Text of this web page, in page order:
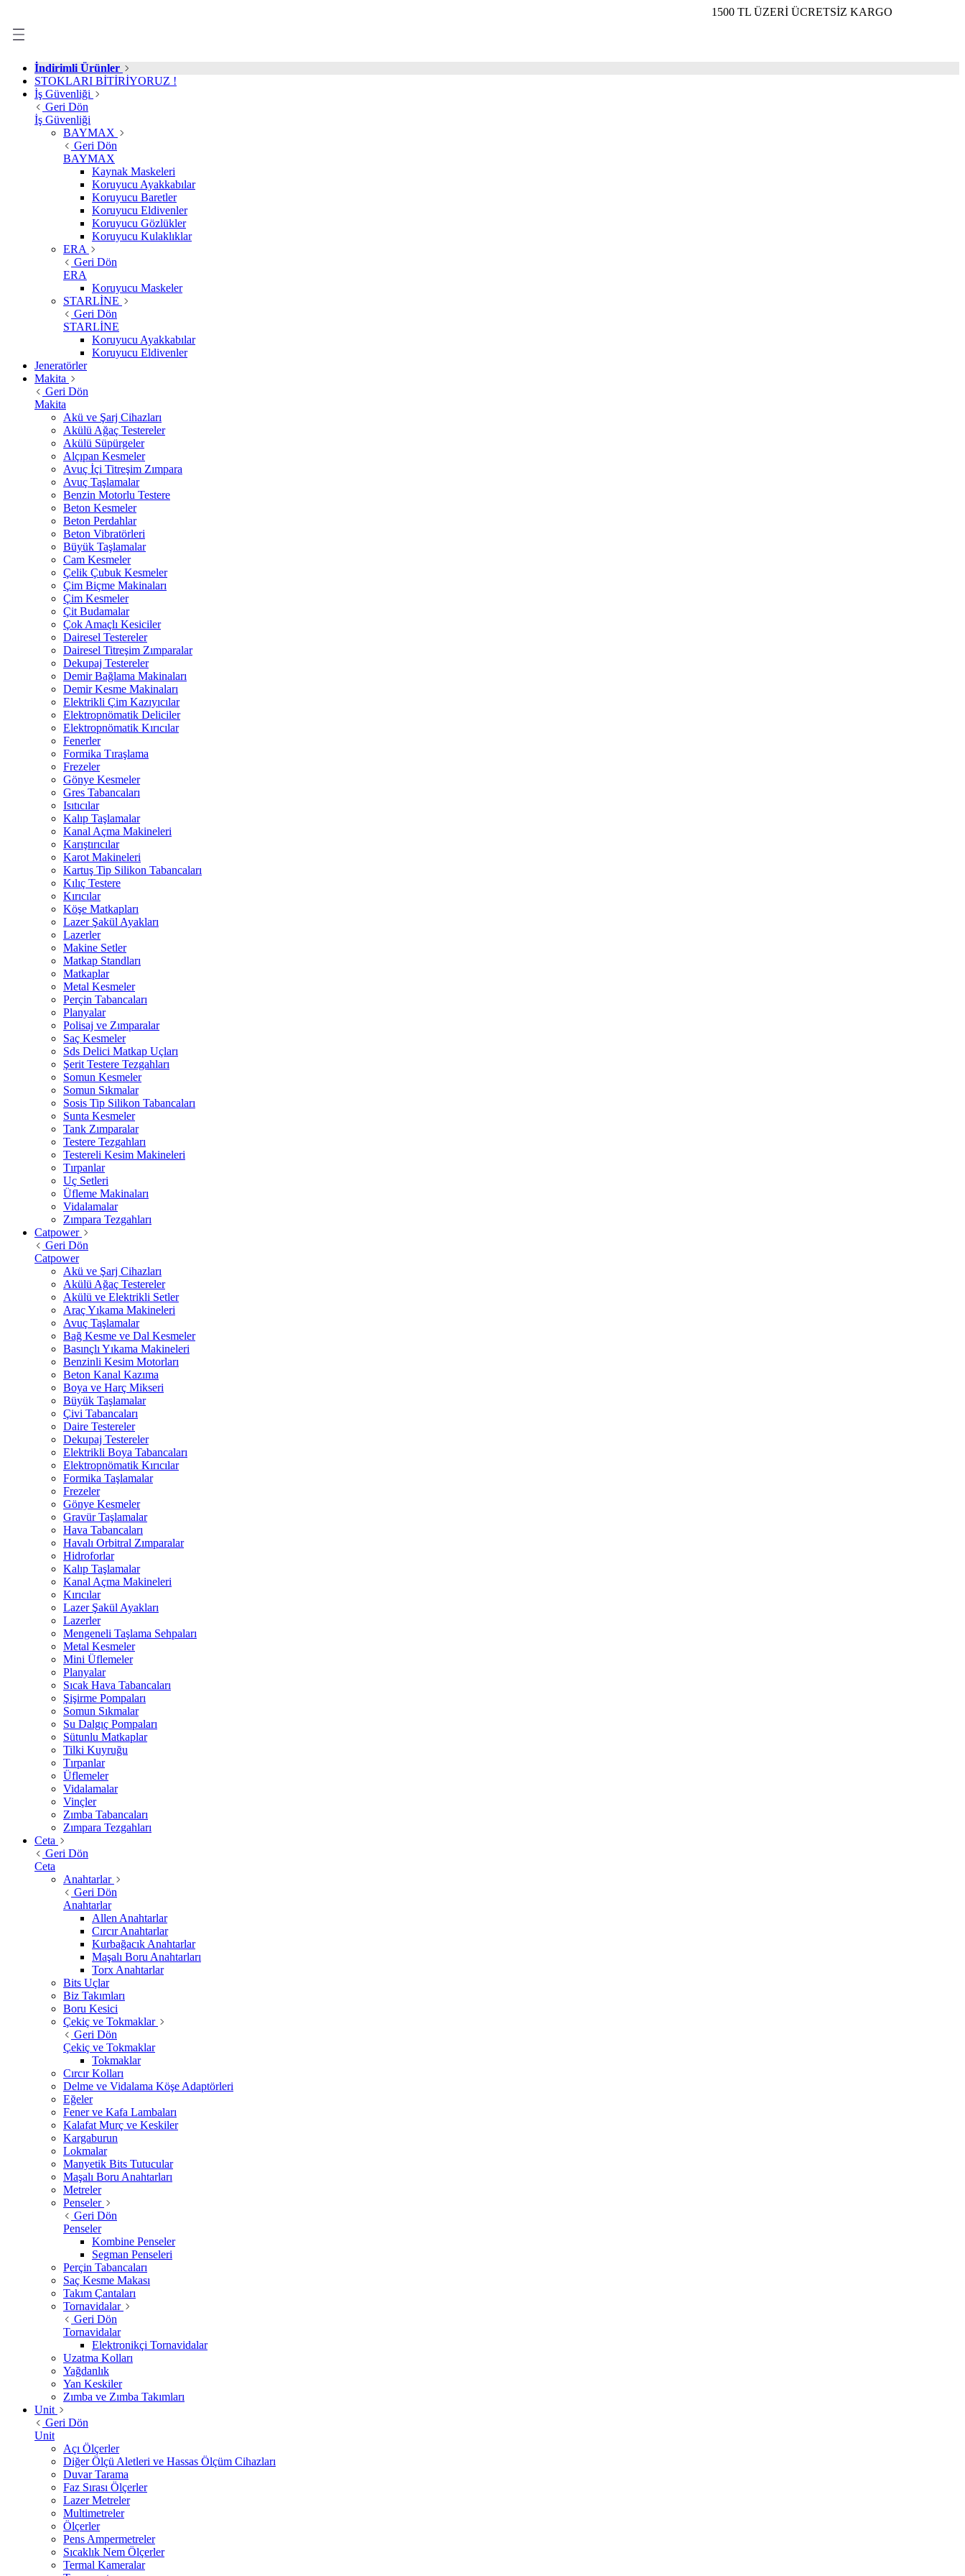
1500 TL ÜZERİ ÜCRETSİZ KARGO
İndirimli Ürünler
STOKLARI BİTİRİYORUZ !
İş Güvenliği
Geri Dön
İş Güvenliği
BAYMAX
Geri Dön
BAYMAX
Kaynak Maskeleri
Koruyucu Ayakkabılar
Koruyucu Baretler
Koruyucu Eldivenler
Koruyucu Gözlükler
Koruyucu Kulaklıklar
ERA
Geri Dön
ERA
Koruyucu Maskeler
STARLİNE
Geri Dön
STARLİNE
Koruyucu Ayakkabılar
Koruyucu Eldivenler
Jeneratörler
Makita
Geri Dön
Makita
Akü ve Şarj Cihazları
Akülü Ağaç Testereler
Akülü Süpürgeler
Alçıpan Kesmeler
Avuç İçi Titreşim Zımpara
Avuç Taşlamalar
Benzin Motorlu Testere
Beton Kesmeler
Beton Perdahlar
Beton Vibratörleri
Büyük Taşlamalar
Cam Kesmeler
Çelik Çubuk Kesmeler
Çim Biçme Makinaları
Çim Kesmeler
Çit Budamalar
Çok Amaçlı Kesiciler
Dairesel Testereler
Dairesel Titreşim Zımparalar
Dekupaj Testereler
Demir Bağlama Makinaları
Demir Kesme Makinaları
Elektrikli Çim Kazıyıcılar
Elektropnömatik Deliciler
Elektropnömatik Kırıcılar
Fenerler
Formika Tıraşlama
Frezeler
Gönye Kesmeler
Gres Tabancaları
Isıtıcılar
Kalıp Taşlamalar
Kanal Açma Makineleri
Karıştırıcılar
Karot Makineleri
Kartuş Tip Silikon Tabancaları
Kılıç Testere
Kırıcılar
Köşe Matkapları
Lazer Şakül Ayakları
Lazerler
Makine Setler
Matkap Standları
Matkaplar
Metal Kesmeler
Perçin Tabancaları
Planyalar
Polisaj ve Zımparalar
Saç Kesmeler
Sds Delici Matkap Uçları
Şerit Testere Tezgahları
Somun Kesmeler
Somun Sıkmalar
Sosis Tip Silikon Tabancaları
Sunta Kesmeler
Tank Zımparalar
Testere Tezgahları
Testereli Kesim Makineleri
Tırpanlar
Uç Setleri
Üfleme Makinaları
Vidalamalar
Zımpara Tezgahları
Catpower
Geri Dön
Catpower
Akü ve Şarj Cihazları
Akülü Ağaç Testereler
Akülü ve Elektrikli Setler
Araç Yıkama Makineleri
Avuç Taşlamalar
Bağ Kesme ve Dal Kesmeler
Basınçlı Yıkama Makineleri
Benzinli Kesim Motorları
Beton Kanal Kazıma
Boya ve Harç Mikseri
Büyük Taşlamalar
Çivi Tabancaları
Daire Testereler
Dekupaj Testereler
Elektrikli Boya Tabancaları
Elektropnömatik Kırıcılar
Formika Taşlamalar
Frezeler
Gönye Kesmeler
Gravür Taşlamalar
Hava Tabancaları
Havalı Orbitral Zımparalar
Hidroforlar
Kalıp Taşlamalar
Kanal Açma Makineleri
Kırıcılar
Lazer Şakül Ayakları
Lazerler
Mengeneli Taşlama Sehpaları
Metal Kesmeler
Mini Üflemeler
Planyalar
Sıcak Hava Tabancaları
Şişirme Pompaları
Somun Sıkmalar
Su Dalgıç Pompaları
Sütunlu Matkaplar
Tilki Kuyruğu
Tırpanlar
Üflemeler
Vidalamalar
Vinçler
Zımba Tabancaları
Zımpara Tezgahları
Ceta
Geri Dön
Ceta
Anahtarlar
Geri Dön
Anahtarlar
Allen Anahtarlar
Cırcır Anahtarlar
Kurbağacık Anahtarlar
Maşalı Boru Anahtarları
Torx Anahtarlar
Bits Uçlar
Biz Takımları
Boru Kesici
Çekiç ve Tokmaklar
Geri Dön
Çekiç ve Tokmaklar
Tokmaklar
Cırcır Kolları
Delme ve Vidalama Köşe Adaptörleri
Eğeler
Fener ve Kafa Lambaları
Kalafat Murç ve Keskiler
Kargaburun
Lokmalar
Manyetik Bits Tutucular
Maşalı Boru Anahtarları
Metreler
Penseler
Geri Dön
Penseler
Kombine Penseler
Segman Penseleri
Perçin Tabancaları
Saç Kesme Makası
Takım Çantaları
Tornavidalar
Geri Dön
Tornavidalar
Elektronikçi Tornavidalar
Uzatma Kolları
Yağdanlık
Yan Keskiler
Zımba ve Zımba Takımları
Unit
Geri Dön
Unit
Açı Ölçerler
Diğer Ölçü Aletleri ve Hassas Ölçüm Cihazları
Duvar Tarama
Faz Sırası Ölçerler
Lazer Metreler
Multimetreler
Ölçerler
Pens Ampermetreler
Sıcaklık Nem Ölçerler
Termal Kameralar